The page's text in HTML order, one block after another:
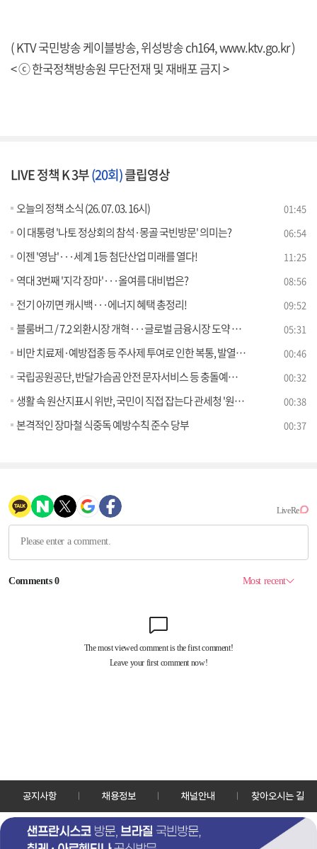
( KTV 국민방송 케이블방송, 위성방송 ch164,www.ktv.go.kr)
< ⓒ 한국정책방송원 무단전재 및 재배포 금지 >
LIVE 정책 K 3부(20회)클립영상
오늘의 정책 소식 (26. 07. 03. 16시) 01:45
이 대통령 '나토 정상회의 참석·몽골 국빈방문' 의미는? 06:54
이젠 '영남'···세계 1등 첨단산업 미래를 열다! 11:25
역대 3번째 '지각 장마'···올여름 대비법은? 08:56
전기 아끼면 캐시백···에너지 혜택 총정리! 09:52
블룸버그 / 7.2 외환시장 개혁···글로벌 금융시장 도약 추진 [외신에 비친 한국] 05:31
비만 치료제·예방접종 등 주사제 투여로 인한 복통, 발열 주의 00:46
국립공원공단, 반달가슴곰 안전 문자서비스 등 충돌예방 활동 강화 00:32
생활 속 원산지표시 위반, 국민이 직접 잡는다 관세청 '원산지 국민감시단' 공개 모집 00:38
본격적인 장마철 식중독 예방수칙 준수 당부 00:37
공지사항 채용정보 채널안내 찾아오시는 길
30128 세종특별자치시 정부2청사로 13 한국정책방송원 KTV
TEL: 044-204-8000